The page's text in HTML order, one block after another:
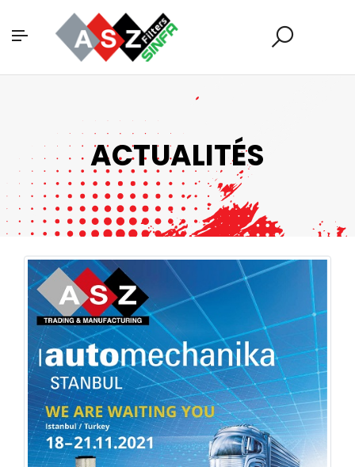
ACTUALITÉS